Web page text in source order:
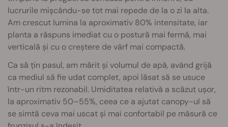
lucrurile mișcându-se tot mai repede de la o zi la alta.
Am crescut lumina la aproximativ 80% intensitate, iar
planta a răspuns imediat cu o postură mai fermă, mai
verticală și cu o creștere de vârf mai compactă.
Ca să țin pasul, am mărit și volumul de apă, având grijă
ca mediul să fie udat complet, apoi lăsat să se usuce
într-un ritm rezonabil. Umiditatea relativă a scăzut ușor,
la aproximativ 50–55%, ceea ce a ajutat canopy-ul să
se simtă ceva mai uscat și mai confortabil pe măsură ce